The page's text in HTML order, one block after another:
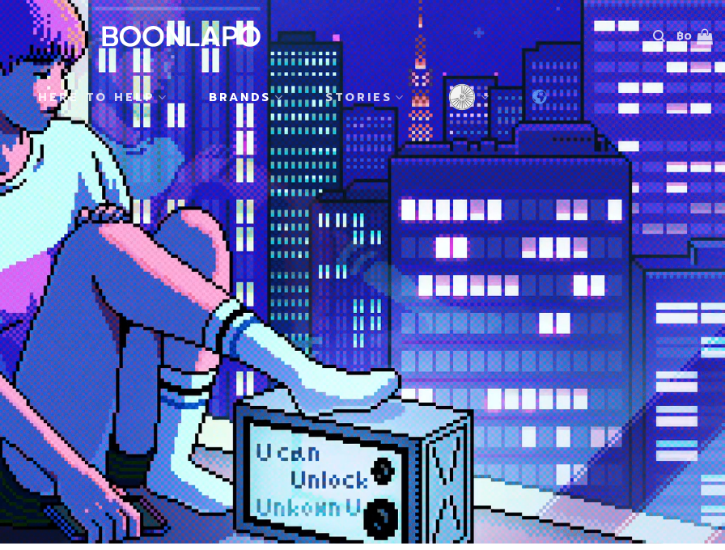
฿0
HERE TO HELP BRANDS STORIES